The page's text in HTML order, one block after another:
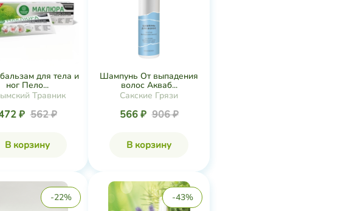
для тела и
ног Пело...
Травник
₽ 562 ₽
В корзину
Шампунь От выпадения
волос Акваб...
Сакские Грязи
566 ₽ 906 ₽
В корзину
-22% -43%